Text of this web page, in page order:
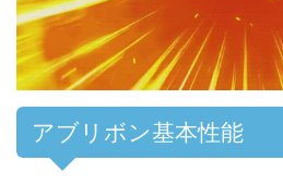
00:00 /01:00
アブリボン基本性能